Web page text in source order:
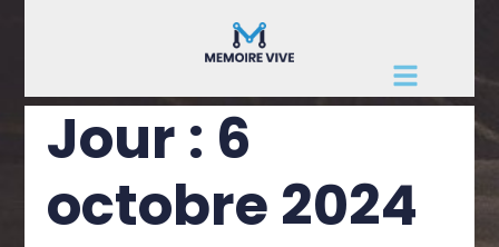
Jour : 6
octobre 2024